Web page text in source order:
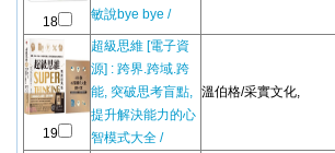
18
敏說bye bye /
19
超級思維 [電子資
源] : 跨界.跨域.跨
能, 突破思考盲點,
提升解決能力的心
智模式大全 /
溫伯格/采實文化,